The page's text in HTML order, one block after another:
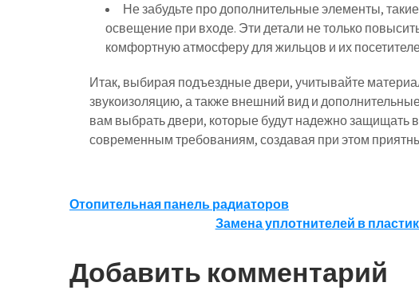
Не забудьте про дополнительные элементы,
освещение при входе. Эти детали не только
комфортную атмосферу для жильцов и их
Итак, выбирая подъездные двери, учитывайте
звукоизоляцию, а также внешний вид и
вам выбрать двери, которые будут надежно защищать
современным требованиям, создавая при этом
Навигация
записям
Отопительная панель радиаторов
Замена уплотнителей в
Добавить комментарий